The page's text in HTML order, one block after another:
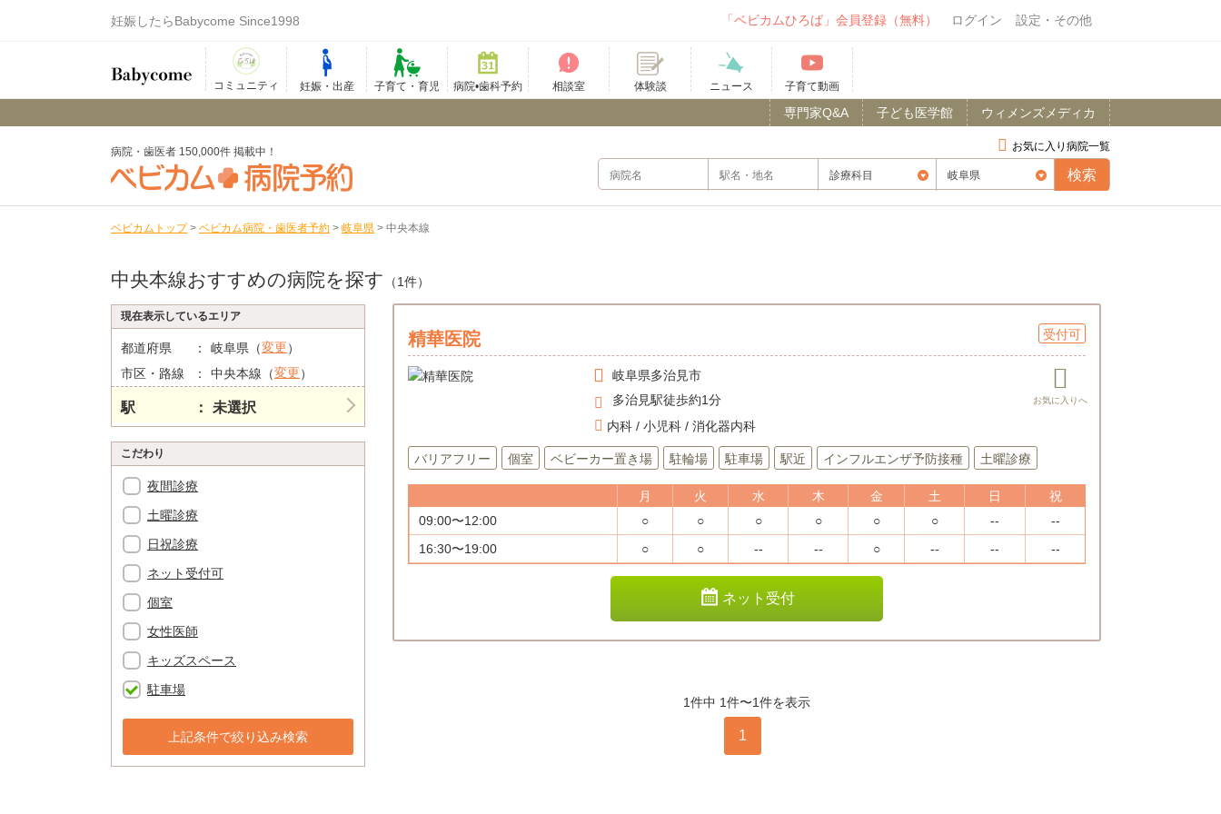
妊娠したらBabycome Since1998 「ベビカムひろば」会員登録（無料） ログイン 設定・その他
コミュニティ 妊娠・出産 子育て・育児 病院•歯科予約 相談室 体験談 ニュース 子育て動画
ウィメンズメディカ
子ども医学館
専門家Q&A
お気に入り病院一覧
病院・歯医者 150,000件 掲載中！
ベビカムトップ > ベビカム病院・歯医者予約 > 岐阜県 > 中央本線
中央本線おすすめの病院を探す （1件）
現在表示しているエリア
都道府県 岐阜県（変更）
市区・路線
中央本線（変更）
駅 未選択
こだわり
夜間診療
土曜診療
日祝診療
ネット受付可
個室
女性医師
キッズスペース
駐車場
上記条件で絞り込み検索
受付可
精華医院
岐阜県多治見市
多治見駅徒歩約1分
内科 / 小児科 / 消化器内科
バリアフリー 個室 ベビーカー置き場 駐輪場 駐車場 駅近 インフルエンザ予防接種 土曜診療
月 火 水 木 金 土 日
祝
09:00〜12:00
○ ○ ○ ○ ○ ○ --
--
16:30〜19:00
○ ○ -- -- ○ -- -- --
ネット受付
1件中 1件〜1件を表示
1